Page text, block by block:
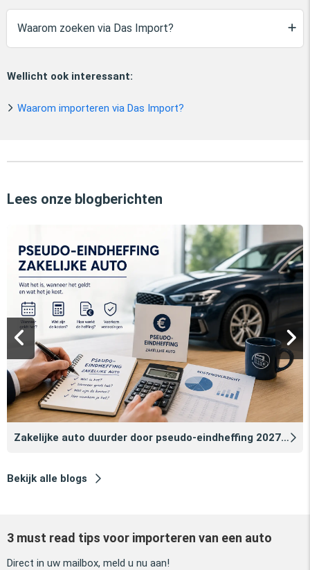
Waarom zoeken via Das Import?
Wellicht ook interessant:
Waarom importeren via Das Import?
Lees onze blogberichten
Zakelijke auto duurder door pseudo‑eindheffing 2027: zo voorkomt u dat
Bekijk alle blogs
3 must read tips voor importeren van een auto
Direct in uw mailbox, meld u nu aan!